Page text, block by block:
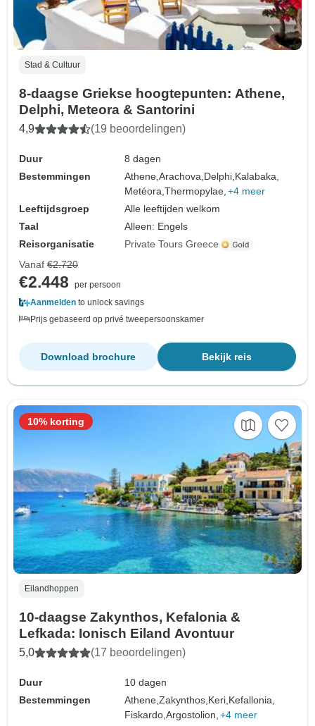
Stad & Cultuur
8-daagse Griekse hoogtepunten: Athene,
Delphi, Meteora & Santorini
4,9 (19 beoordelingen)
Duur
8 dagen
Bestemmingen
Athene,Arachova, Delphi, Kalabaka,
Metéora,Thermopylae, +4 meer
Leeftijdsgroep
Alle leeftijden welkom
Taal
Alleen: Engels
Reisorganisatie
Private Tours Greece
Vanaf €2.720
€2.448
per persoon
Aanmelden to unlock savings
Prijs gebaseerd op privé tweepersoonskamer
Bekijk reis
Download brochure
Eilandhoppen
10-daagse Zakynthos, Kefalonia &
Lefkada: Ionisch Eiland Avontuur
5,0 (17 beoordelingen)
Duur
10 dagen
Bestemmingen
Athene,Zakynthos,Keri,Kefallonia,
Fiskardo,Argostolion, +4 meer
10% korting